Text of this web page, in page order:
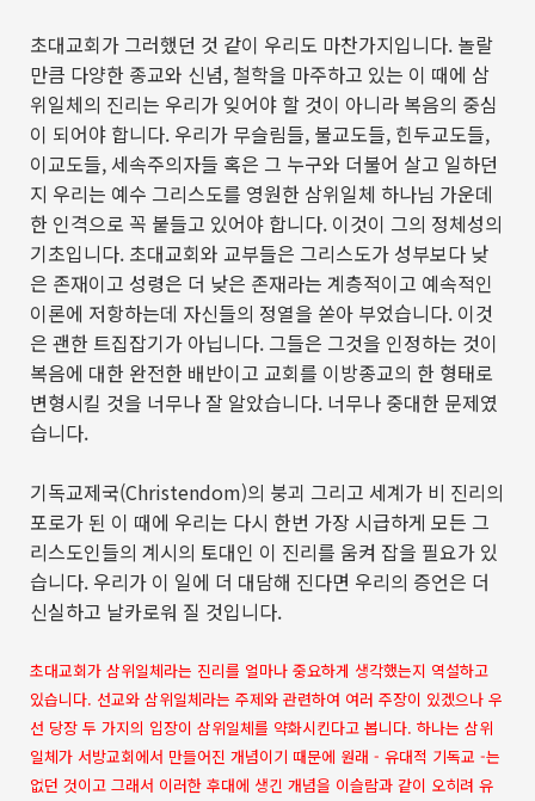
초대교회가 그러했던 것 같이 우리도 마찬가지입니다. 놀랄
만큼 다양한 종교와 신념, 철학을 마주하고 있는 이 때에 삼
위일체의 진리는 우리가 잊어야 할 것이 아니라 복음의 중심
이 되어야 합니다. 우리가 무슬림들, 불교도들, 힌두교도들,
이교도들,세속주의자들 혹은 그 누구와 더불어 살고 일하던
지 우리는 예수 그리스도를 영원한 삼위일체 하나님 가운데
한 인격으로 꼭 붙들고 있어야 합니다. 이것이 그의 정체성의
기초입니다. 초대교회와 교부들은 그리스도가 성부보다 낮
은 존재이고 성령은 더 낮은 존재라는 계층적이고 예속적인
이론에 저항하는데 자신들의 정열을 쏟아 부었습니다. 이것
은 괜한 트집잡기가 아닙니다. 그들은 그것을 인정하는 것이
복음에 대한 완전한 배반이고 교회를 이방종교의 한 형태로
변형시킬 것을 너무나 잘 알았습니다. 너무나 중대한 문제였
습니다.
기독교제국(Christendom)의 붕괴 그리고 세계가 비 진리의
포로가 된 이 때에 우리는 다시 한번 가장 시급하게 모든 그
리스도인들의 계시의 토대인 이 진리를 움켜 잡을 필요가 있
습니다. 우리가 이 일에 더 대담해 진다면 우리의 증언은 더
신실하고 날카로워 질 것입니다.
초대교회가 삼위일체라는 진리를 얼마나 중요하게 생각했는지 역설하고
있습니다. 선교와 삼위일체라는 주제와 관련하여 여러 주장이 있겠으나 우
선 당장 두 가지의 입장이 삼위일체를 약화시킨다고 봅니다. 하나는 삼위
일체가 서방교회에서 만들어진 개념이기 때문에 원래 - 유대적 기독교 -는
없던 것이고 그래서 이러한 후대에 생긴 개념을 이슬람과 같이 오히려 유